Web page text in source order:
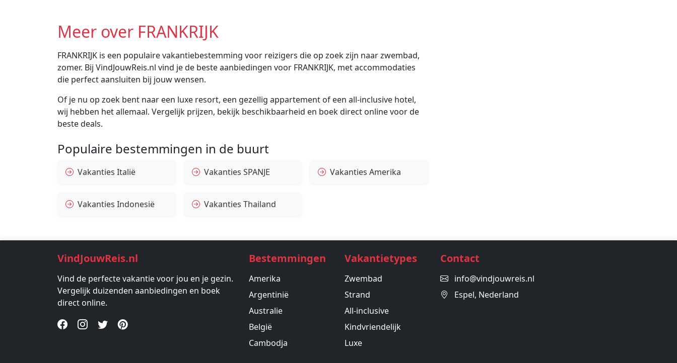
Meer over FRANKRIJK
FRANKRIJK is een populaire vakantiebestemming voor reizigers die op zoek zijn naar zwembad,
zomer. Bij VindJouwReis.nl vind je de beste aanbiedingen voor FRANKRIJK, met accommodaties
die perfect aansluiten bij jouw wensen.
Of je nu op zoek bent naar een luxe resort, een gezellig appartement of een all-inclusive hotel,
wij hebben het allemaal. Vergelijk prijzen, bekijk beschikbaarheid en boek direct online voor de
beste deals.
Populaire bestemmingen in de buurt
Vakanties Italië Vakanties SPANJE Vakanties Amerika
Vakanties Indonesië Vakanties Thailand
VindJouwReis.nl
Vind de perfecte vakantie voor jou en je gezin.
Vergelijk duizenden aanbiedingen en boek
direct online.
Bestemmingen
Amerika
Argentinië
Australie
België
Cambodja
Vakantietypes
Zwembad
Strand
All-inclusive
Kindvriendelijk
Luxe
Contact
info@vindjouwreis.nl
Espel, Nederland